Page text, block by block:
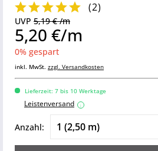
(2)
UVP 5,19 € /m
5,20 €/m
0% gespart
inkl. MwSt. zzgl. Versandkosten
Lieferzeit: 7 bis 10 Werktage
Leistenversand i
Anzahl: